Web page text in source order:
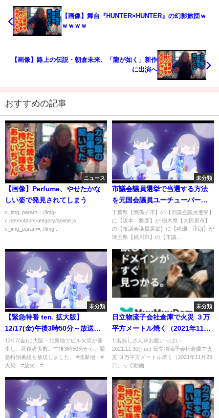
【画像】舞台『HUNTER×HUNTER』の幻影旅団ｗ
ｗｗｗｗ
【画像】路上の伝説・朝倉未来、「龍が如く」新作
に出演へ
おすすめの記事
ニュース
【画像】Perfume、やせたかな
しい姿で発見されてしまう
c_img_param=; //img-
c.net/output/category/anime.js
c_img_param=; //img...
未分類
市議会議員選挙で当選する方法
を元国会議員ユーチューバーが
詳しく解説します。
千葉県【我孫子市】の【市議会議員選挙】
に【坂本 雅彦】が 栃木県【大田原市】
の【市議会議員選挙】に【猪瀬 正朗】が
埼玉県【桶川市】の【市議...
未分類
【緊急特番 ten. 拡大版】
12/17(金)午後3時50分～放送
大阪・北新地のビル火災速報
死者多数 放火の疑いも
12/17(金)に大阪・北新地でビル火災が発
生し、死傷者多数。午後3時50分から、緊
急特別番組を放送しました。 #北新地 #
火災 #放火 #...
未分類
日立物流子会社倉庫で火災 ３万
平方メートル焼く（2021年11月
29日）
1:名無しさん＠お腹いっぱい
2021.11.30(Tue) 日立物流子会社倉庫で火
災 ３万平方メートル焼く（2021年11月29
日）って動画...